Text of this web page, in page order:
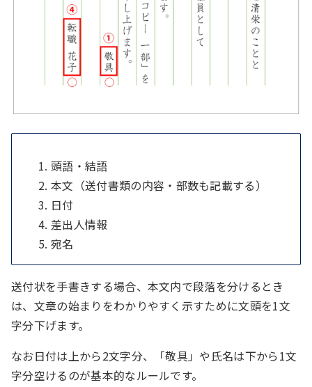
頭語・結語
本文（送付書類の内容・部数も記載する）
日付
差出人情報
宛名
送付状を手書きする場合、本文内で段落を分けるとき
は、文章の始まりをわかりやすく示すために文頭を1文
字分下げます。
なお日付は上から2文字分、「敬具」や氏名は下から1文
字分空けるのが基本的なルールです。